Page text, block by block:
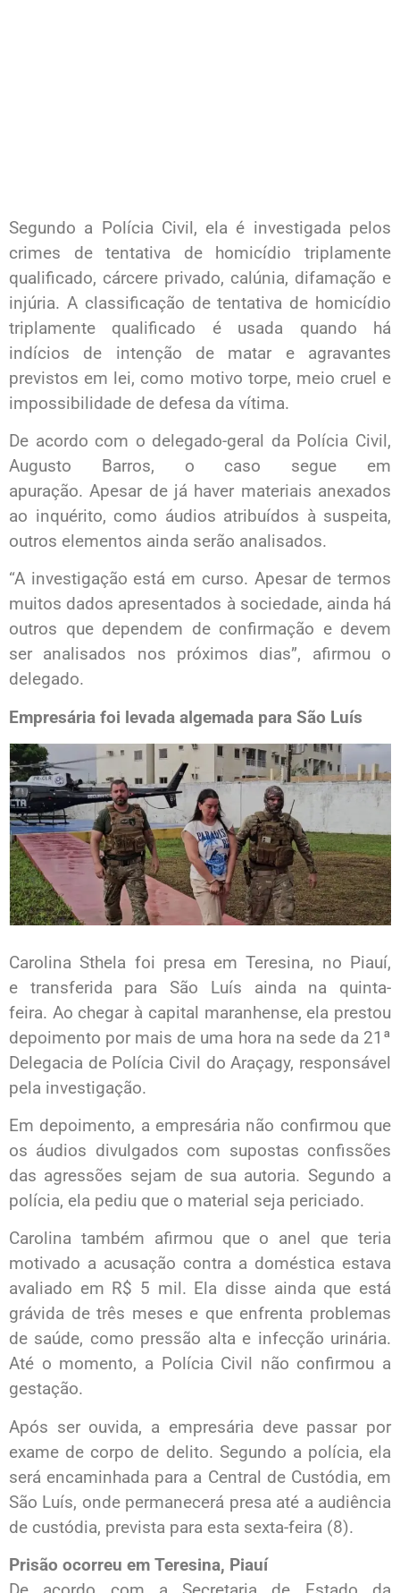
Segundo a Polícia Civil, ela é investigada pelos
crimes de tentativa de homicídio triplamente
qualificado, cárcere privado, calúnia, difamação e
injúria. A classificação de tentativa de homicídio
triplamente qualificado é usada quando há
indícios de intenção de matar e agravantes
previstos em lei, como motivo torpe, meio cruel e
impossibilidade de defesa da vítima.
De acordo com o delegado-geral da Polícia Civil,
Augusto Barros, o caso segue em
apuração. Apesar de já haver materiais anexados
ao inquérito, como áudios atribuídos à suspeita,
outros elementos ainda serão analisados.
“A investigação está em curso. Apesar de termos
muitos dados apresentados à sociedade, ainda há
outros que dependem de confirmação e devem
ser analisados nos próximos dias”, afirmou o
delegado.
Empresária foi levada algemada para São Luís
Carolina Sthela foi presa em Teresina, no Piauí,
e transferida para São Luís ainda na quinta-
feira. Ao chegar à capital maranhense, ela prestou
depoimento por mais de uma hora na sede da 21ª
Delegacia de Polícia Civil do Araçagy, responsável
pela investigação.
Em depoimento, a empresária não confirmou que
os áudios divulgados com supostas confissões
das agressões sejam de sua autoria. Segundo a
polícia, ela pediu que o material seja periciado.
Carolina também afirmou que o anel que teria
motivado a acusação contra a doméstica estava
avaliado em R$ 5 mil. Ela disse ainda que está
grávida de três meses e que enfrenta problemas
de saúde, como pressão alta e infecção urinária.
Até o momento, a Polícia Civil não confirmou a
gestação.
Após ser ouvida, a empresária deve passar por
exame de corpo de delito. Segundo a polícia, ela
será encaminhada para a Central de Custódia, em
São Luís, onde permanecerá presa até a audiência
de custódia, prevista para esta sexta-feira (8).
Prisão ocorreu em Teresina, Piauí